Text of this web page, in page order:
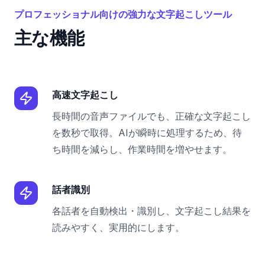
プロフェッショナル向けの強力な文字起こしツール
主な機能
高速文字起こし
長時間の音声ファイルでも、正確な文字起こし
を数秒で取得。AIが瞬時に処理するため、待
ち時間を減らし、作業時間を増やせます。
話者識別
各話者を自動検出・識別し、文字起こし結果を
読みやすく、実用的にします。